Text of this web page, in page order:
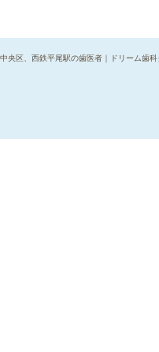
央区、西鉄平尾駅の歯医者｜ドリーム歯